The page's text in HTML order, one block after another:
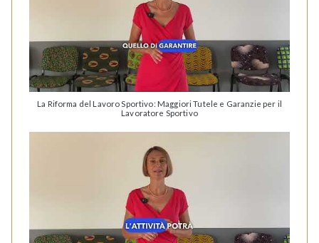
La Riforma del Lavoro Sportivo: Maggiori Tutele e Garanzie per il
Lavoratore Sportivo